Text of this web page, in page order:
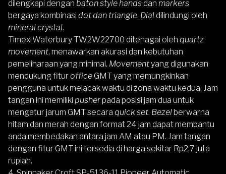
dilengkapi dengan baton style handsdan markers
bergaya kombinasi dot dan triangle. Dialdilindungi oleh
mineral crystal.
Timex Waterbury TW2W22700 ditenagai oleh quartz
movement, menawarkan akurasi dan kebutuhan
pemeliharaan yang minimal. Movementyang digunakan
mendukung fitur officeGMT yang memungkinkan
pengguna untuk melacak waktu di zona waktu kedua. Jam
tangan ini memiliki pusherpada posisi jam dua untuk
mengatur jarum GMT secara quick set. Bezelberwarna
hitam dan merah dengan format 24 jam dapat membantu
anda membedakan antara jam AM atau PM. Jam tangan
dengan fitur GMT ini tersedia di harga sekitar Rp2,7 juta
rupiah.